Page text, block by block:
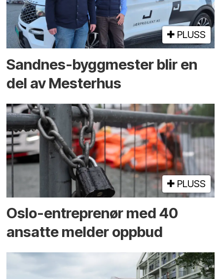
PLUSS
Sandnes-byggmester blir en
del av Mesterhus
PLUSS
Oslo-entreprenør med 40
ansatte melder oppbud